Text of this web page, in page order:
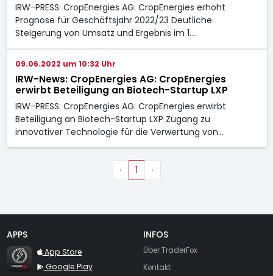
IRW-PRESS: CropEnergies AG: CropEnergies erhöht
Prognose für Geschäftsjahr 2022/23 Deutliche
Steigerung von Umsatz und Ergebnis im 1.…
09.06.2022 um 10:32 Uhr
IRW-News: CropEnergies AG: CropEnergies
erwirbt Beteiligung an Biotech-Startup LXP
IRW-PRESS: CropEnergies AG: CropEnergies erwirbt
Beteiligung an Biotech-Startup LXP Zugang zu
innovativer Technologie für die Verwertung von…
‹ 1 ›
APPS
TraderFox Flash
App Store
Google Play
INFOS
Über TraderFox
Kontakt